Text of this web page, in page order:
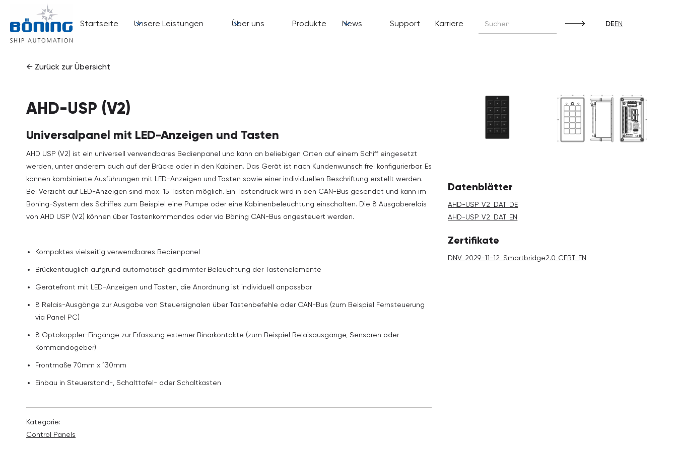
Startseite Unsere Leistungen Über uns Produkte News Support Karriere DEEN
← Zurück zur Übersicht
AHD-USP (V2)
Universalpanel mit LED-Anzeigen und Tasten
AHD USP (V2) ist ein universell verwendbares Bedienpanel und kann an beliebigen Orten auf einem Schiff eingesetzt
werden, unter anderem auch auf der Brücke oder in den Kabinen. Das Gerät ist nach Kundenwunsch frei konfigurierbar. Es
können kombinierte Ausführungen mit LED-Anzeigen und Tasten sowie einer individuellen Beschriftung erstellt werden.
Bei Verzicht auf LED-Anzeigen sind max. 15 Tasten möglich. Ein Tastendruck wird in den CAN-Bus gesendet und kann im
Böning-System des Schiffes zum Beispiel eine Pumpe oder eine Kabinenbeleuchtung einschalten. Die 8 Ausgaberelais
von AHD USP (V2) können über Tastenkommandos oder via Böning CAN-Bus angesteuert werden.
Kompaktes vielseitig verwendbares Bedienpanel
Brückentauglich aufgrund automatisch gedimmter Beleuchtung der Tastenelemente
Gerätefront mit LED-Anzeigen und Tasten, die Anordnung ist individuell anpassbar
8 Relais-Ausgänge zur Ausgabe von Steuersignalen über Tastenbefehle oder CAN-Bus (zum Beispiel Fernsteuerung
via Panel PC)
8 Optokoppler-Eingänge zur Erfassung externer Binärkontakte (zum Beispiel Relaisausgänge, Sensoren oder
Kommandogeber)
Frontmaße 70mm x 130mm
Einbau in Steuerstand-, Schalttafel- oder Schaltkasten
Kategorie:
Control Panels
Datenblätter
AHD-USP_V2_DAT_DE
AHD-USP_V2_DAT_EN
Zertifikate
DNV_2029-11-12_Smartbridge2.0_CERT_EN